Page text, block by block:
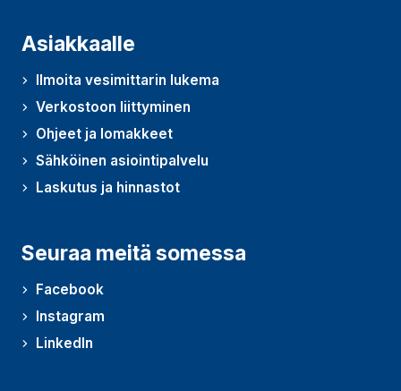
Asiakkaalle
Ilmoita vesimittarin lukema
Verkostoon liittyminen
Ohjeet ja lomakkeet
Sähköinen asiointipalvelu
Laskutus ja hinnastot
Seuraa meitä somessa
Facebook
Instagram
LinkedIn